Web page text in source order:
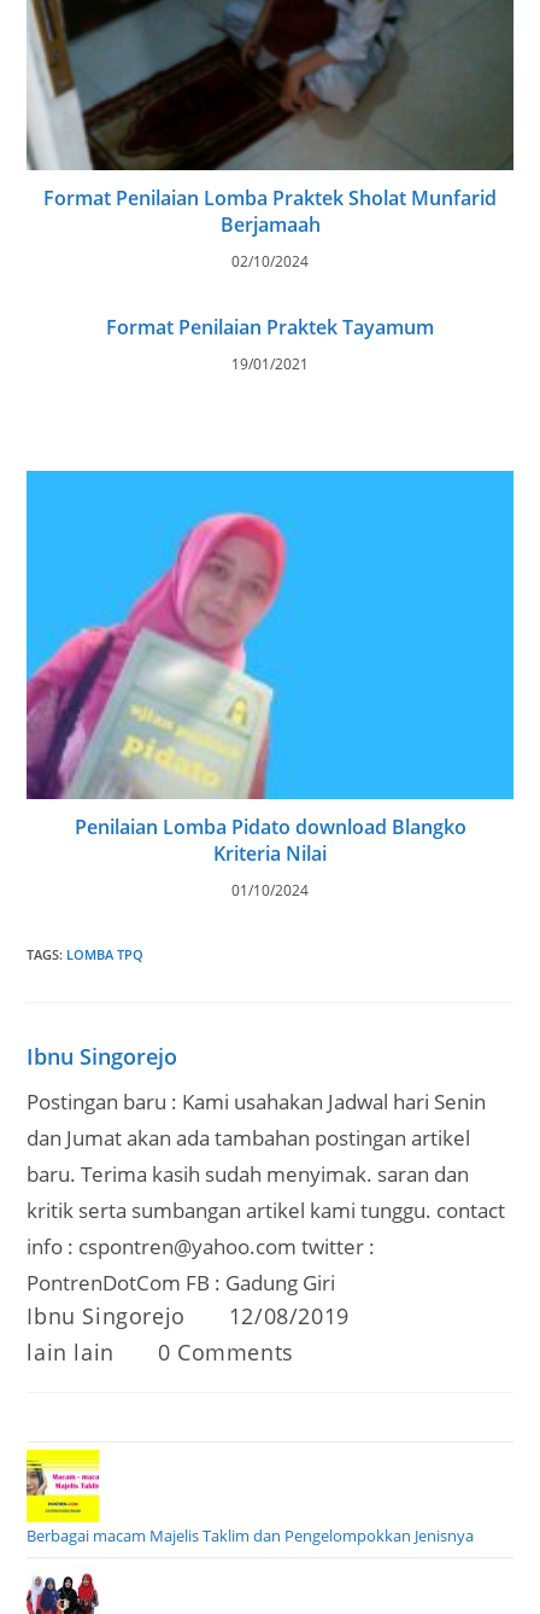
Format Penilaian Lomba Praktek Sholat Munfarid
Berjamaah
02/10/2024
Format Penilaian Praktek Tayamum
19/01/2021
Penilaian Lomba Pidato download Blangko
Kriteria Nilai
01/10/2024
TAGS: LOMBA TPQ
Ibnu Singorejo
Postingan baru : Kami usahakan Jadwal hari Senin
dan Jumat akan ada tambahan postingan artikel
baru. Terima kasih sudah menyimak. saran dan
kritik serta sumbangan artikel kami tunggu. contact
info : cspontren@yahoo.com twitter :
PontrenDotCom FB : Gadung Giri
Post
Ibnu Singorejo
Post
12/08/2019
Post
lain lain
Post
0 Comments
Berbagai macam Majelis Taklim dan Pengelompokkan Jenisnya